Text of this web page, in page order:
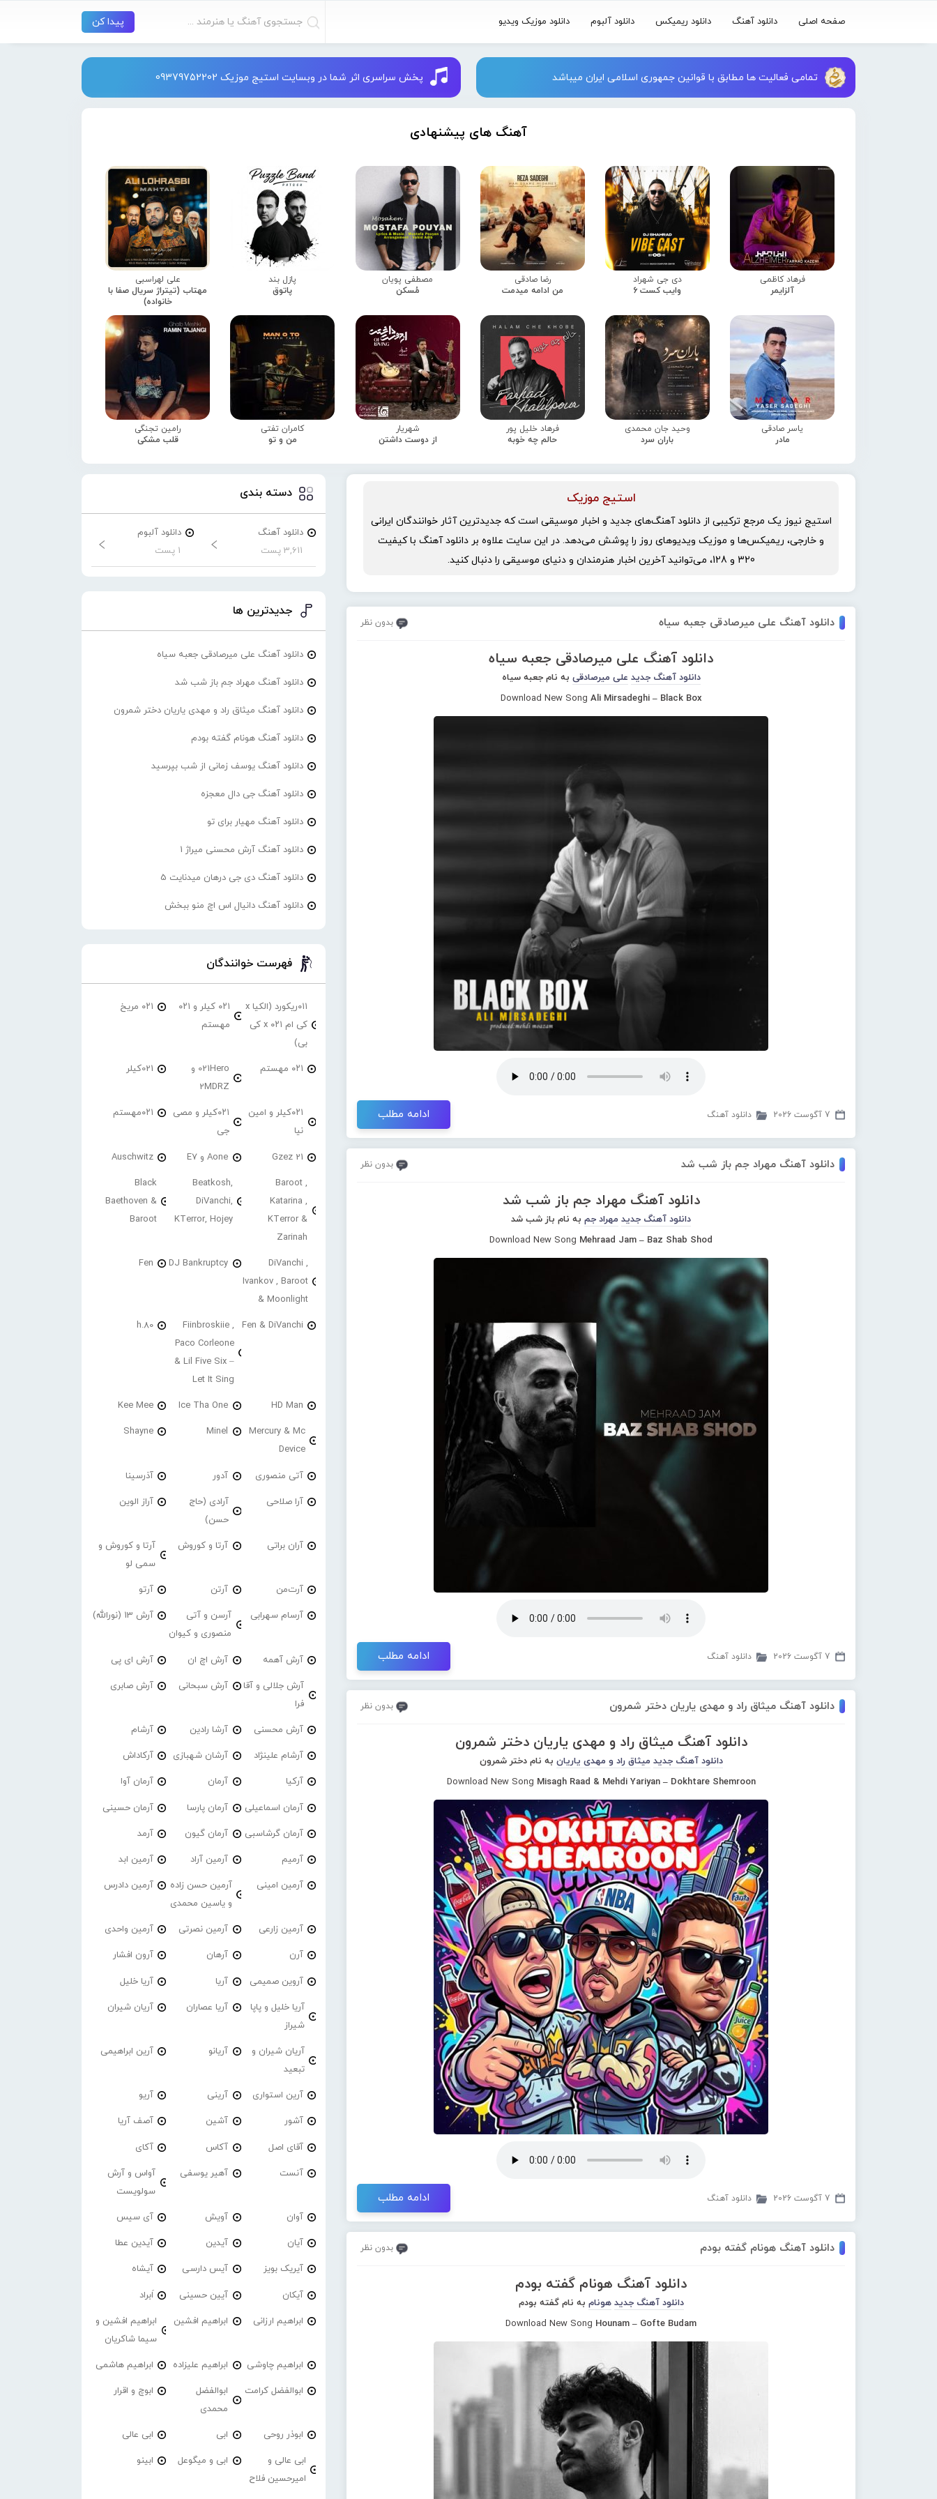
صفحه اصلی دانلود آهنگ دانلود ریمیکس دانلود آلبوم دانلود موزیک ویدیو
تمامی فعالیت ها مطابق با قوانین جمهوری اسلامی ایران میباشد پخش سراسری اثر شما در وبسایت استیج موزیک 09379752202
آهنگ های پیشنهادی
فرهاد کاظمی
آلزایمر
دی جی شهراد
وایب کست 6
رضا صادقی
من ادامه میدمت
مصطفی پویان
مُسکن
پازل بند
پاتوق
علی لهراسبی
مهتاب (تیتراژ سریال صفا با
خانواده)
یاسر صادقی
مادر
وحید جان محمدی
باران سرد
فرهاد خلیل پور
حالم چه خوبه
شهریار
از دوست داشتن
کامران تفتی
من و تو
رامین تجنگی
قلب مشکی
استیج موزیک
استیج نیوز یک مرجع ترکیبی از دانلود آهنگ‌های جدید و اخبار موسیقی است که جدیدترین آثار خوانندگان ایرانی
و خارجی، ریمیکس‌ها و موزیک ویدیوهای روز را پوشش می‌دهد. در این سایت علاوه بر دانلود آهنگ با کیفیت
320 و 128، می‌توانید آخرین اخبار هنرمندان و دنیای موسیقی را دنبال کنید.
دانلود آهنگ علی میرصادقی جعبه سیاه بدون نظر
دانلود آهنگ علی میرصادقی جعبه سیاه
دانلود آهنگ جدید علی میرصادقی به نام جعبه سیاه
Download New Song Ali Mirsadeghi – Black Box
7 آگوست 2026 دانلود آهنگ ادامه مطلب
دانلود آهنگ مهراد جم باز شب شد بدون نظر
دانلود آهنگ مهراد جم باز شب شد
دانلود آهنگ جدید مهراد جم به نام باز شب شد
Download New Song Mehraad Jam – Baz Shab Shod
7 آگوست 2026 دانلود آهنگ ادامه مطلب
دانلود آهنگ میثاق راد و مهدی یاریان دختر شمرون بدون نظر
دانلود آهنگ میثاق راد و مهدی یاریان دختر شمرون
دانلود آهنگ جدید میثاق راد و مهدی یاریان به نام دختر شمرون
Download New Song Misagh Raad & Mehdi Yariyan – Dokhtare Shemroon
7 آگوست 2026 دانلود آهنگ ادامه مطلب
دانلود آهنگ هونام گفته بودم بدون نظر
دانلود آهنگ هونام گفته بودم
دانلود آهنگ جدید هونام به نام گفته بودم
Download New Song Hounam – Gofte Budam
دسته بندی
دانلود آهنگ
3,611 پست
دانلود آلبوم
1 پست
جدیدترین ها
دانلود آهنگ علی میرصادقی جعبه سیاه
دانلود آهنگ مهراد جم باز شب شد
دانلود آهنگ میثاق راد و مهدی یاریان دختر شمرون
دانلود آهنگ هونام گفته بودم
دانلود آهنگ یوسف زمانی از شب بپرسید
دانلود آهنگ جی دال معجزه
دانلود آهنگ مهیار برای تو
دانلود آهنگ آرش محسنی میراژ 1
دانلود آهنگ دی جی درهان میدنایت 5
دانلود آهنگ دانیال اس اچ منو ببخش
فهرست خوانندگان
۰۱۱ریکورد (الکیا x
کی ام ۰۲۱ x کی
بی)
۰۲۱ کیلر و ۰۲۱
مهستم
۰۲۱ مریخ
۰۲۱ مهستم
021Hero و
2MDRZ
021کیلر
۰۲۱کیلر و امین
نیا
۰۲۱کیلر و مصی
جی
۰۲۱مهستم
21 Gzez Aone و E7 Auschwitz
Baroot ,
Katarina ,
KTerror &
Zarinah
Beatkosh,
DiVanchi,
KTerror, Hojey
Black
Baethoven &
Baroot
DiVanchi ,
Ivankov , Baroot
& Moonlight
DJ Bankruptcy
Fen
Fen & DiVanchi
Fiinbroskiie ,
Paco Corleone
& Lil Five Six –
Let It Sing
h.80
HD Man
Ice Tha One
Kee Mee
Mercury & Mc
Device
Minel
Shayne
آتی منصوری آدور آذرسینا
آرا صلاحی
آرادی (حاج
حسن)
آراز الوین
آران براتی آرتا و کوروش
آرتا و کوروش و
سمی لو
آرت‌من آرتن آرتو
آرسام سهرابی
آرسن و آتی
منصوری و کیوان
آرش 13 (نورالله)
آرش آهمه آرش اچ ان آرش ای پی
آرش جلالی و آقا
فرا
آرش سبحانی آرش صابری
آرش محسنی آرشا رادین آرشام
آرشام علینژاد آرشان شهبازی آرکاداش
آرکیا آرمان آرمان آوا
آرمان اسماعیلی آرمان پارسا آرمان حسینی
آرمان گرشاسبی آرمان گیون آرمد
آرمیم آرمین آراد آرمین ابد
آرمین امینی
آرمین حسن زاده
و یاسین محمدی
آرمین دادرس
آرمین زارعی آرمین نصرتی آرمین واحدی
آرن آرهان آرون افشار
آروین صمیمی آریا آریا خلیل
آریا خلیل و پاپا
شیراز
آریا عصاران آریان شیران
آریان شیران و
تبعید
آریانو آرین ابراهیمی
آرین استواری آرینی آریو
آشور آشین آصف آریا
آقای اصل آکاس آکای
آنست آهیر یوسفی
آواس و آرش
سولویست
آوان آویش آی سیس
آیان آیدین آیدین عطا
آیریک بویز آیس دارسی آیشاه
آیکان آیین حسینی اَبراد
ابراهیم ارزانی ابراهیم افشین
ابراهیم افشین و
سیما شاکریان
ابراهیم چاوشی ابراهیم علیزاده ابراهیم هاشمی
ابوالفضل کرامت
ابوالفضل
محمدی
ابوچ و اقرار
ابوذر روحی ابی ابی عالی
ابی عالی و
امیرحسین فلاح
ابی و میگوعل ابینو